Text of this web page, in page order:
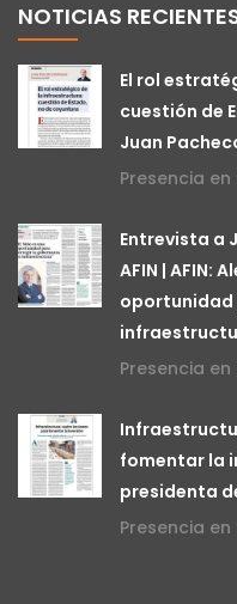
NOTICIAS
El rol
cuestión de
Juan
Presencia
Entrevista a
AFIN | AFIN:
oportunidad
Presencia
fomentar la
presidenta
Presencia